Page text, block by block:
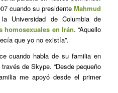
cuando su presidenteMahmud
Universidad de Columbia de
homosexuales en Irán. “Aquello
que yo no existía”.
cuando habla de su familia en
de Skype. “Desde pequeño
me apoyó desde el primer